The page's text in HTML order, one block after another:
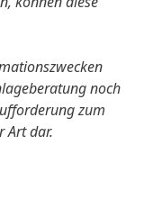
noch
zum
Art dar.